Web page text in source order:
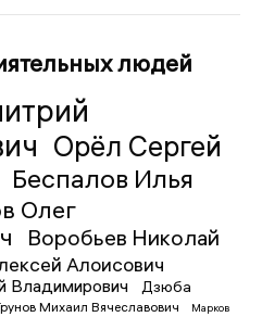
людей
Орёл Сергей
Беспалов Илья
Олег
Воробьев Николай
Алоисович
Владимирович
Дзюба
Михаил Вячеславович
Марков